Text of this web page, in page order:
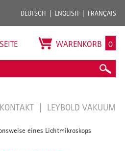
DEUTSCH ENGLISH FRANÇAIS
WARENKORB 0
KONTAKT LEYBOLD VAKUUM
eines Lichtmikroskops